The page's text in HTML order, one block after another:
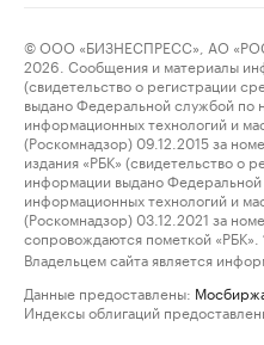
© ООО «БИЗНЕСПРЕСС», АО
2026. Сообщения и материалы
(свидетельство о регистрации
выдано Федеральной службой по
информационных технологий и
(Роскомнадзор) 09.12.2015 за
издания «РБК» (свидетельство о
информации выдано
информационных технологий и
(Роскомнадзор) 03.12.2021 за
сопровождаются пометкой «РБК».
Владельцем сайта является
Данные предоставлены:
Индексы облигаций